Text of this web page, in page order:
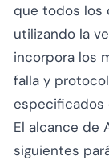
que todos los
utilizando la
incorpora los
falla y
especificados
El alcance de
siguientes